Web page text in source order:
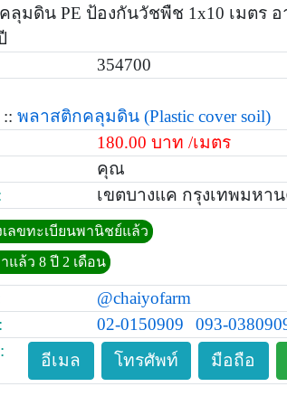
ลุมดิน PE ป้องกันวัชพืช 1x10 เมตร อ
354700
:: พลาสติกคลุมดิน (Plastic cover soil)
180.00 บาท /เมตร
คุณ
เขตบางแค กรุงเทพมหา
ลขทะเบียนพานิชย์แล้ว
แล้ว 8 ปี 2 เดือน
@chaiyofarm
02-0150909
093-
อีเมล โทรศัพท์ มือถือ